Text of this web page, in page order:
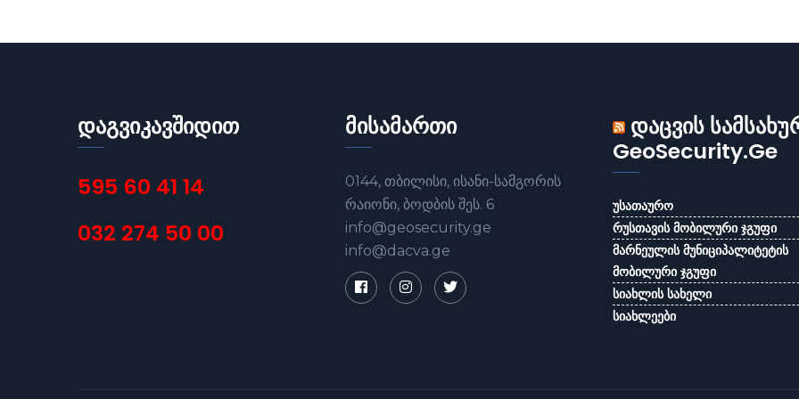
დაგვიკავშიდით
595 60 41 14
032 274 50 00
მისამართი
0144, თბილისი, ისანი-სამგორის
რაიონი, ბოდბის შეს. 6
info@geosecurity.ge
info@dacva.ge
დაცვის
GeoSecurity.Ge
უსათაურო
რუსთავის მობილური ჯგუფი
მარნეულის მუნიციპალიტეტის
მობილური ჯგუფი
სიახლის სახელი
სიახლეები